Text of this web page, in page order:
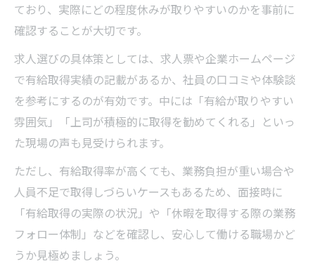
ており、実際にどの程度休みが取りやすいのかを事前に
確認することが大切です。
求人選びの具体策としては、求人票や企業ホームページ
で有給取得実績の記載があるか、社員の口コミや体験談
を参考にするのが有効です。中には「有給が取りやすい
雰囲気」「上司が積極的に取得を勧めてくれる」といっ
た現場の声も見受けられます。
ただし、有給取得率が高くても、業務負担が重い場合や
人員不足で取得しづらいケースもあるため、面接時に
「有給取得の実際の状況」や「休暇を取得する際の業務
フォロー体制」などを確認し、安心して働ける職場かど
うか見極めましょう。